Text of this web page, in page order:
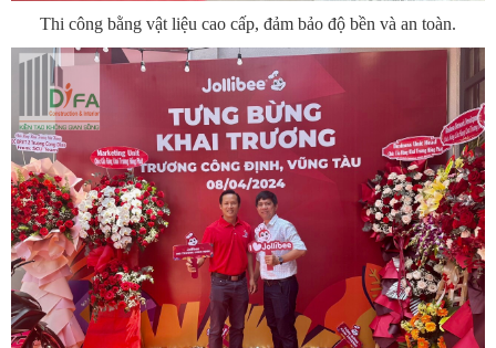
Thi công bằng vật liệu cao cấp, đảm bảo độ bền và an toàn.